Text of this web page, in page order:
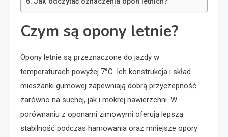
Czym są opony letnie?
Opony letnie są przeznaczone do jazdy w
temperaturach powyżej 7°C. Ich konstrukcja i skład
mieszanki gumowej zapewniają dobrą przyczepność
zarówno na suchej, jak i mokrej nawierzchni. W
porównaniu z oponami zimowymi oferują lepszą
stabilność podczas hamowania oraz mniejsze opory